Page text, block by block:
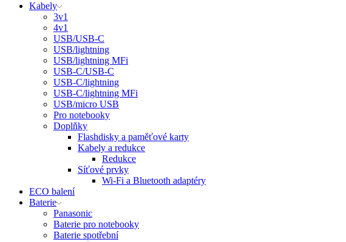
Kabely
3v1
4v1
USB/USB-C
USB/lightning
USB/lightning MFi
USB-C/USB-C
USB-C/lightning
USB-C/lightning MFi
USB/micro USB
Pro notebooky
Doplňky
Flashdisky a paměťové karty
Kabely a redukce
Redukce
Síťové prvky
Wi-Fi a Bluetooth adaptéry
ECO balení
Baterie
Panasonic
Baterie pro notebooky
Baterie spotřební